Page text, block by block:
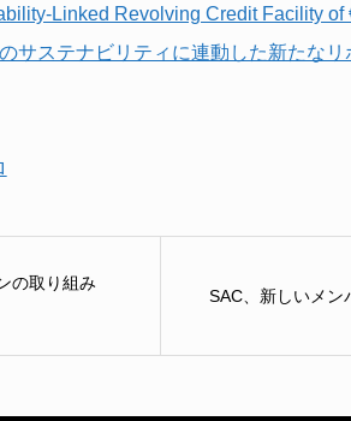
Linked Revolving Credit Facility of
サステナビリティに連動した新たな
の取り組み
SAC、新しいメン